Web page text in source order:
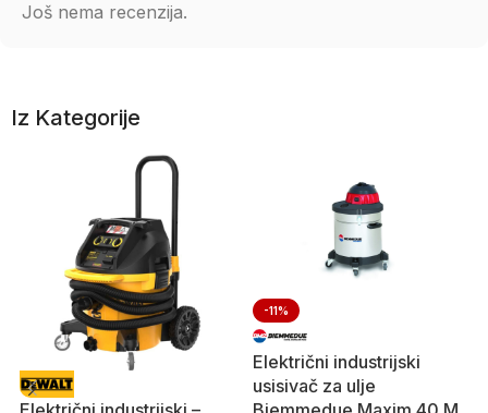
Još nema recenzija.
Iz Kategorije
-11%
Električni industrijski
usisivač za ulje